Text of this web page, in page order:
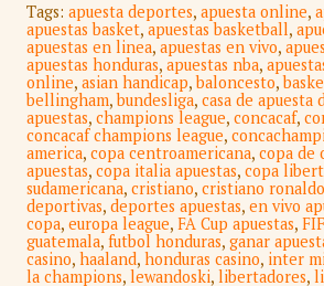
Tags: apuesta deportes, apuesta online,
apuestas basket, apuestas basketball,
apuestas en linea, apuestas en vivo,
apuestas honduras, apuestas nba,
online, asian handicap,baloncesto,
bellingham,bundesliga, casa de apuesta
apuestas, champions league, concacaf,
concacaf champions league,
america, copa centroamericana, copa de
apuestas, copa italia apuestas, copa
sudamericana, cristiano, cristiano ronaldo
deportivas, deportes apuestas, en vivo
copa, europa league, FA Cup apuestas,
guatemala, futbol honduras, ganar
casino, haaland, honduras casino, inter
la champions, lewandoski, libertadores,